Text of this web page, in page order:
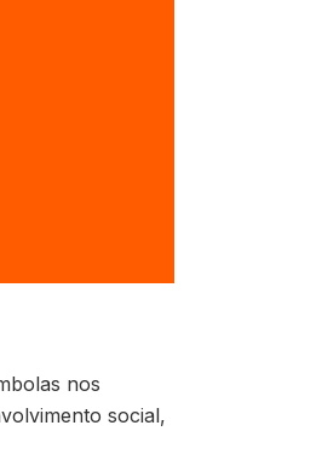
nos
social,